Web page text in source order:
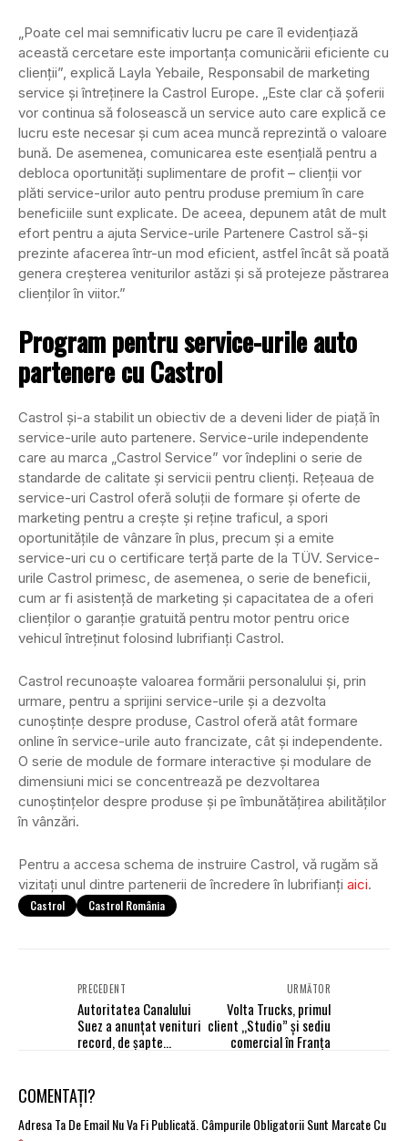
„Poate cel mai semnificativ lucru pe care îl evidențiază
această cercetare este importanța comunicării eficiente cu
clienții”, explică Layla Yebaile, Responsabil de marketing
service și întreținere la Castrol Europe. „Este clar că șoferii
vor continua să folosească un service auto care explică ce
lucru este necesar și cum acea muncă reprezintă o valoare
bună. De asemenea, comunicarea este esențială pentru a
debloca oportunități suplimentare de profit – clienții vor
plăti service-urilor auto pentru produse premium în care
beneficiile sunt explicate. De aceea, depunem atât de mult
efort pentru a ajuta Service-urile Partenere Castrol să-și
prezinte afacerea într-un mod eficient, astfel încât să poată
genera creșterea veniturilor astăzi și să protejeze păstrarea
clienților în viitor.”
Program pentru service-urile auto
partenere cu Castrol
Castrol și-a stabilit un obiectiv de a deveni lider de piață în
service-urile auto partenere. Service-urile independente
care au marca „Castrol Service” vor îndeplini o serie de
standarde de calitate și servicii pentru clienți. Rețeaua de
service-uri Castrol oferă soluții de formare și oferte de
marketing pentru a crește și reține traficul, a spori
oportunitățile de vânzare în plus, precum și a emite
service-uri cu o certificare terță parte de la TÜV. Service-
urile Castrol primesc, de asemenea, o serie de beneficii,
cum ar fi asistență de marketing și capacitatea de a oferi
clienților o garanție gratuită pentru motor pentru orice
vehicul întreținut folosind lubrifianți Castrol.
Castrol recunoaște valoarea formării personalului și, prin
urmare, pentru a sprijini service-urile și a dezvolta
cunoștințe despre produse, Castrol oferă atât formare
online în service-urile auto francizate, cât și independente.
O serie de module de formare interactive și modulare de
dimensiuni mici se concentrează pe dezvoltarea
cunoștințelor despre produse și pe îmbunătățirea abilităților
în vânzări.
Pentru a accesa schema de instruire Castrol, vă rugăm să
vizitați unul dintre partenerii de încredere în lubrifianți aici.
Castrol Castrol România
PRECEDENT
Autoritatea Canalului
Suez a anunţat venituri
record, de şapte
URMĂTOR
Volta Trucks, primul
client „Studio” și sediu
comercial în Franța
COMENTAȚI?
Adresa Ta De Email Nu Va Fi Publicată. Câmpurile Obligatorii Sunt Marcate Cu